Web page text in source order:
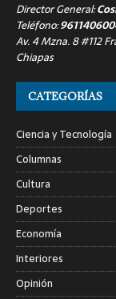
Director General:
Teléfono:
Av. 4 Mzna. 8 #112
Chiapas
CATEGORÍAS
Ciencia y Tecnología
Columnas
Cultura
Deportes
Economía
Interiores
Opinión